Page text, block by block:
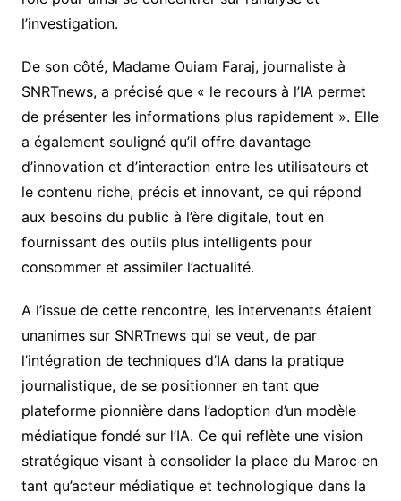
l’investigation.
De son côté, Madame Ouiam Faraj, journaliste à
SNRTnews, a précisé que « le recours à l’IA permet
de présenter les informations plus rapidement ». Elle
a également souligné qu’il offre davantage
d’innovation et d’interaction entre les utilisateurs et
le contenu riche, précis et innovant, ce qui répond
aux besoins du public à l’ère digitale, tout en
fournissant des outils plus intelligents pour
consommer et assimiler l’actualité.
A l’issue de cette rencontre, les intervenants étaient
unanimes sur SNRTnews qui se veut, de par
l’intégration de techniques d’IA dans la pratique
journalistique, de se positionner en tant que
plateforme pionnière dans l’adoption d’un modèle
médiatique fondé sur l’IA. Ce qui reflète une vision
stratégique visant à consolider la place du Maroc en
tant qu’acteur médiatique et technologique dans la